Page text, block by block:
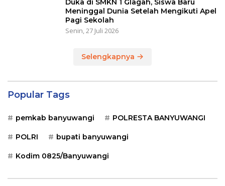
Duka di SMKN 1 Glagah, Siswa Baru
Meninggal Dunia Setelah Mengikuti Apel
Pagi Sekolah
Senin, 27 Juli 2026
Selengkapnya
Popular Tags
pemkab banyuwangi POLRESTA BANYUWANGI
POLRI bupati banyuwangi
Kodim 0825/Banyuwangi